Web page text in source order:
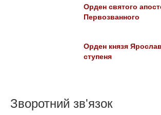
Орден святого
Первозванного
Орден князя
ступеня
Зворотний зв'язок